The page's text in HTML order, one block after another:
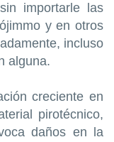
importarle las
y en otros
incluso
alguna.
creciente en
pirotécnico,
daños en la